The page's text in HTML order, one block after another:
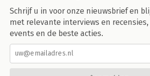
Schrijf u in voor onze nieuwsbrief en
met relevante interviews en
events en de beste acties.